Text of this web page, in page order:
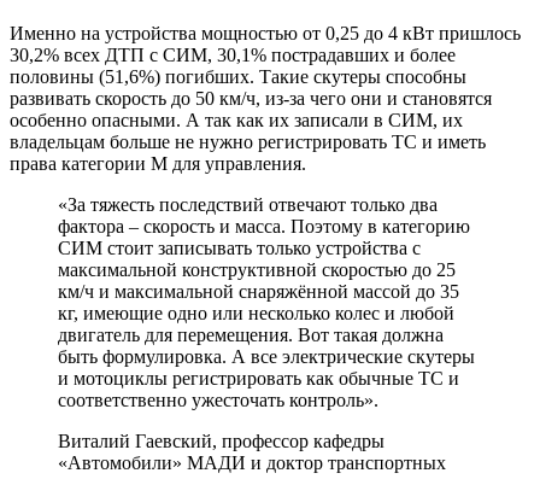
Именно на устройства мощностью от 0,25 до 4 кВт пришлось
30,2% всех ДТП с СИМ, 30,1% пострадавших и более
половины (51,6%) погибших. Такие скутеры способны
развивать скорость до 50 км/ч, из-за чего они и становятся
особенно опасными. А так как их записали в СИМ, их
владельцам больше не нужно регистрировать ТС и иметь
права категории М для управления.
«За тяжесть последствий отвечают только два
фактора – скорость и масса. Поэтому в категорию
СИМ стоит записывать только устройства с
максимальной конструктивной скоростью до 25
км/ч и максимальной снаряжённой массой до 35
кг, имеющие одно или несколько колес и любой
двигатель для перемещения. Вот такая должна
быть формулировка. А все электрические скутеры
и мотоциклы регистрировать как обычные ТС и
соответственно ужесточать контроль».
Виталий Гаевский, профессор кафедры
«Автомобили» МАДИ и доктор транспортных